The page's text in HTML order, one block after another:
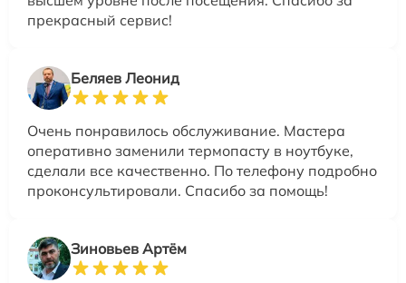
прекрасный сервис!
Беляев Леонид
Очень понравилось обслуживание. Мастера
оперативно заменили термопасту в ноутбуке,
сделали все качественно. По телефону подробно
проконсультировали. Спасибо за помощь!
Зиновьев Артём